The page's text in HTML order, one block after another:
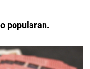
popularan.